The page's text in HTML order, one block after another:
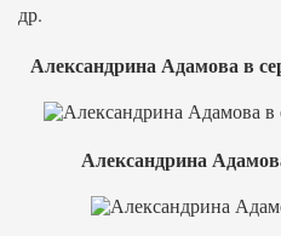
др.
Александрина Адамова в
Александрина